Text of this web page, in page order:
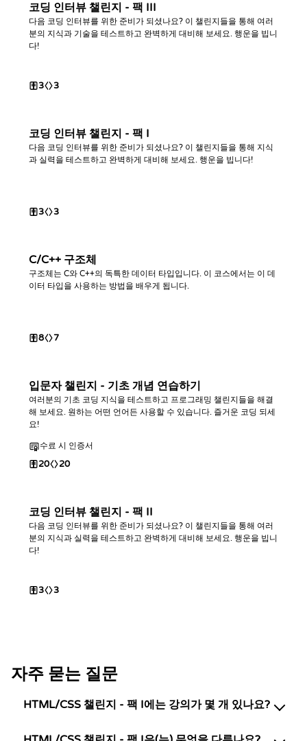
코딩 인터뷰 챌린지 - 팩 III
다음 코딩 인터뷰를 위한 준비가 되셨나요? 이 챌린지들을 통해 여러
분의 지식과 기술을 테스트하고 완벽하게 대비해 보세요. 행운을 빕니
다!
3 3
코딩 인터뷰 챌린지 - 팩 I
다음 코딩 인터뷰를 위한 준비가 되셨나요? 이 챌린지들을 통해 지식
과 실력을 테스트하고 완벽하게 대비해 보세요. 행운을 빕니다!
3 3
C/C++ 구조체
구조체는 C와 C++의 독특한 데이터 타입입니다. 이 코스에서는 이 데
이터 타입을 사용하는 방법을 배우게 됩니다.
8 7
입문자 챌린지 - 기초 개념 연습하기
여러분의 기초 코딩 지식을 테스트하고 프로그래밍 챌린지들을 해결
해 보세요. 원하는 어떤 언어든 사용할 수 있습니다. 즐거운 코딩 되세
요!
수료 시 인증서
20 20
코딩 인터뷰 챌린지 - 팩 II
다음 코딩 인터뷰를 위한 준비가 되셨나요? 이 챌린지들을 통해 여러
분의 지식과 실력을 테스트하고 완벽하게 대비해 보세요. 행운을 빕니
다!
3 3
자주 묻는 질문
HTML/CSS 챌린지 - 팩 I에는 강의가 몇 개 있나요?